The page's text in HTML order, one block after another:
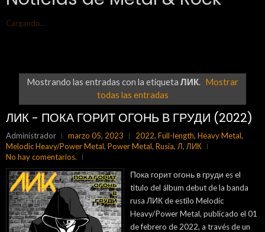
Cargando...
Mostrando las entradas con la etiqueta ЛИК. Mostrar
todas las entradas
ЛИК - ПОКА ГОРИТ ОГОНЬ В ГРУДИ (2022)
Administrador marzo 05, 2023 2022, Full-length, Heavy Metal,
Melodic Heavy/Power Metal, Power Metal, Rusia, Л, ЛИК
No hay comentarios.
Пока горит огонь в груди es el
titulo del álbum debut de la banda
rusa ЛИК de estilo Melodic
Heavy/Power Metal, publicado el 01
de febrero de 2022, a través de un